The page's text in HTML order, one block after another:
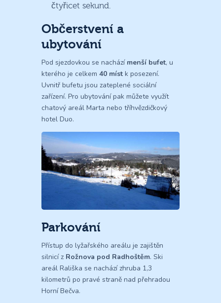
čtyřicet sekund.
Občerstvení a
ubytování
Pod sjezdovkou se nachází menší bufet, u
kterého je celkem 40 míst k posezení.
Uvnitř bufetu jsou zateplené sociální
zařízení. Pro ubytování pak můžete využít
chatový areál Marta nebo tříhvězdičkový
hotel Duo.
Parkování
Přístup do lyžařského areálu je zajištěn
silnicí z Rožnova pod Radhoštěm. Ski
areál Rališka se nachází zhruba 1,3
kilometrů po pravé straně nad přehradou
Horní Bečva.